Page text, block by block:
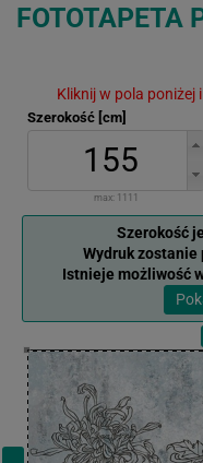
FOTOTAPETA
Kliknij w pola poniżej
Szerokość [cm]
max: 1111
Szerokość
Wydruk zostanie
Istnieje możliwość